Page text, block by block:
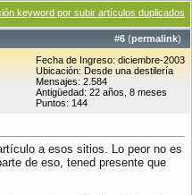
keyword por subir artículos duplicados
#6 (permalink)
Fecha de Ingreso: diciembre-2003
Ubicación: Desde una destilería
Mensajes: 2.584
Antigüedad: 22 años, 8 meses
Puntos: 144
a esos sitios. Lo peor no es
de eso, tened presente que